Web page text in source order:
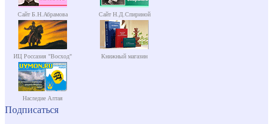
Сайт Б.Н.Абрамова Сайт Н.Д.Спириной
ИЦ Россазия "Восход" Книжный магазин
Наследие Алтая
Подписаться